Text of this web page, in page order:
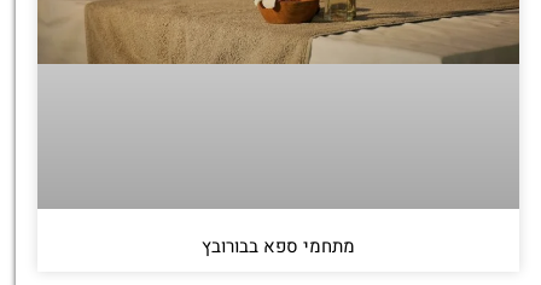
מתחמי ספא בבורובץ